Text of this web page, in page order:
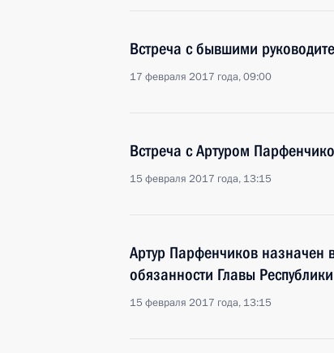
Встреча с бывшими
17 февраля 2017 года, 09:00
Встреча с Артуром
15 февраля 2017 года, 13:15
Артур Парфенчиков
обязанности Главы
15 февраля 2017 года, 13:15